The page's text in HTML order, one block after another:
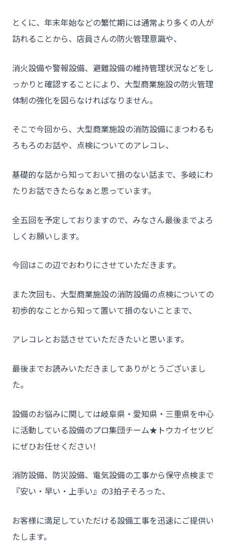
とくに、年末年始などの繁忙期には通常より多くの人が
訪れることから、店員さんの防火管理意識や、
消火設備や警報設備、避難設備の維持管理状況などをし
っかりと確認することにより、大型商業施設の防火管理
体制の強化を図らなければなりません。
そこで今回から、大型商業施設の消防設備にまつわるも
ろもろのお話や、点検についてのアレコレ、
基礎的な話から知っておいて損のない話まで、多岐にわ
たりお話できたらなぁと思っています。
全五回を予定しておりますので、みなさん最後までよろ
しくお願いします。
今回はこの辺でおわりにさせていただきます。
また次回も、大型商業施設の消防設備の点検についての
初歩的なことから知って置いて損のないことまで、
アレコレとお話させていただきたいと思います。
最後までお読みいただきましてありがとうございまし
た。
設備のお悩みに関しては岐阜県・愛知県・三重県を中心
に活動している設備のプロ集団チーム★トウカイセツビ
にぜひお任せください!
消防設備、防災設備、電気設備の工事から保守点検まで
『安い・早い・上手い』の3拍子そろった、
お客様に満足していただける設備工事を迅速にご提供い
たします。